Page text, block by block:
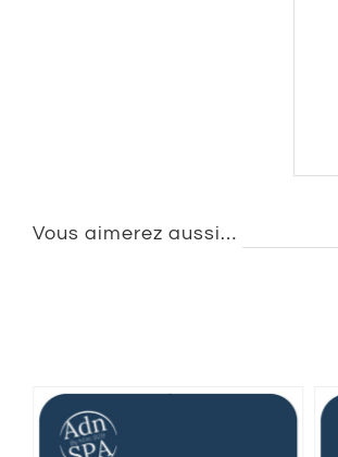
Vous aimerez aussi…